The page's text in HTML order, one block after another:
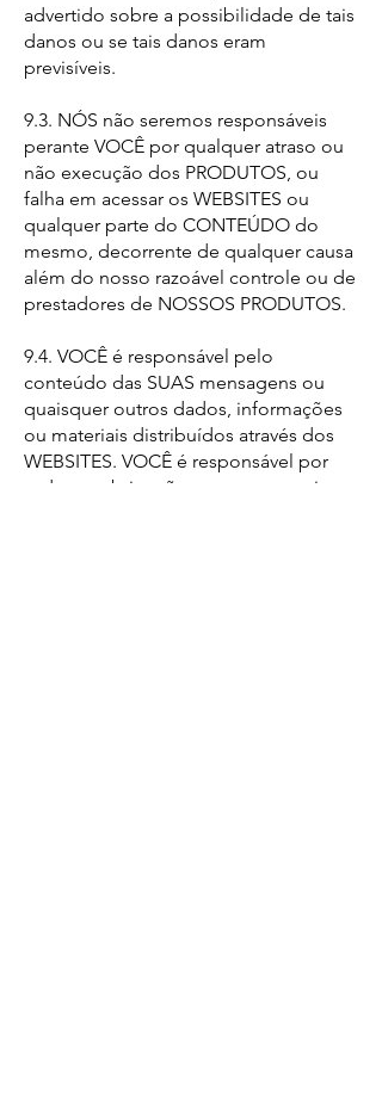
advertido sobre a possibilidade de tais
danos ou se tais danos eram
previsíveis.
9.3. NÓS não seremos responsáveis
perante VOCÊ por qualquer atraso ou
não execução dos PRODUTOS, ou
falha em acessar os WEBSITES ou
qualquer parte do CONTEÚDO do
mesmo, decorrente de qualquer causa
além do nosso razoável controle ou de
prestadores de NOSSOS PRODUTOS.
9.4. VOCÊ é responsável pelo
conteúdo das SUAS mensagens ou
quaisquer outros dados, informações
ou materiais distribuídos através dos
WEBSITES. VOCÊ é responsável por
todas as obrigações perante terceiros